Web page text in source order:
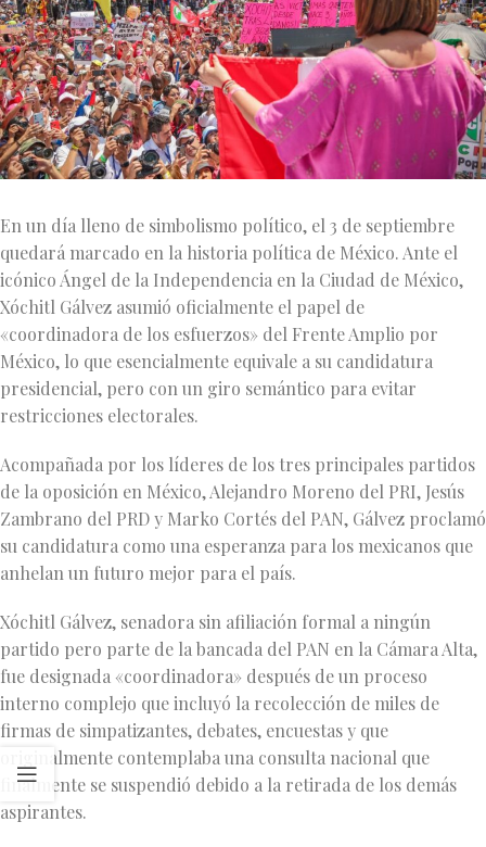
En un día lleno de simbolismo político, el 3 de septiembre
quedará marcado en la historia política de México. Ante el
icónico Ángel de la Independencia en la Ciudad de México,
Xóchitl Gálvez asumió oficialmente el papel de
«coordinadora de los esfuerzos» del Frente Amplio por
México, lo que esencialmente equivale a su candidatura
presidencial, pero con un giro semántico para evitar
restricciones electorales.
Acompañada por los líderes de los tres principales partidos
de la oposición en México, Alejandro Moreno del PRI, Jesús
Zambrano del PRD y Marko Cortés del PAN, Gálvez proclamó
su candidatura como una esperanza para los mexicanos que
anhelan un futuro mejor para el país.
Xóchitl Gálvez, senadora sin afiliación formal a ningún
partido pero parte de la bancada del PAN en la Cámara Alta,
fue designada «coordinadora» después de un proceso
interno complejo que incluyó la recolección de miles de
firmas de simpatizantes, debates, encuestas y que
originalmente contemplaba una consulta nacional que
finalmente se suspendió debido a la retirada de los demás
aspirantes.